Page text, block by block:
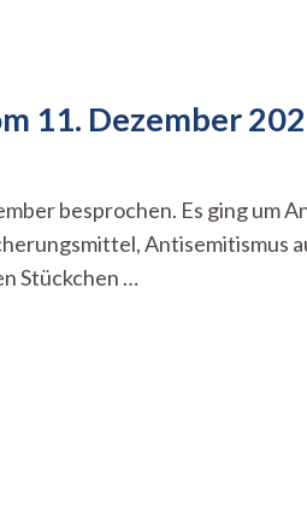
11. Dezember
besprochen. Es ging um
Antisemitismus
Stückchen …